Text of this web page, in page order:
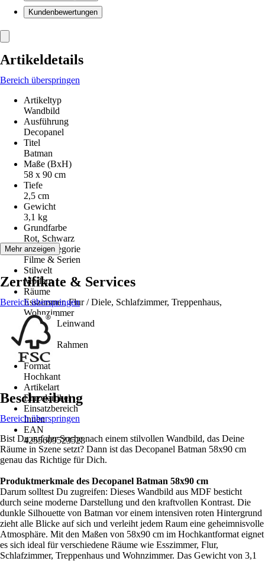
Kundenbewertungen
Artikeldetails
Bereich überspringen
Artikeltyp
Wandbild
Ausführung
Decopanel
Titel
Batman
Maße (BxH)
58 x 90 cm
Tiefe
2,5 cm
Gewicht
3,1 kg
Grundfarbe
Rot, Schwarz
Motivkategorie
Filme & Serien
Stilwelt
Modern
Räume
Esszimmer, Flur / Diele, Schlafzimmer, Treppenhaus,
Wohnzimmer
Material Leinwand
MDF
Material Rahmen
-
Format
Hochkant
Artikelart
Einzelartikel
Einsatzbereich
Innen
EAN
4255609523528
Mehr anzeigen
Zertifikate & Services
Bereich überspringen
Beschreibung
Bereich überspringen
Bist Du auf der Suche nach einem stilvollen Wandbild, das Deine
Räume in Szene setzt? Dann ist das Decopanel Batman 58x90 cm
genau das Richtige für Dich.
Produktmerkmale des Decopanel Batman 58x90 cm
Darum solltest Du zugreifen: Dieses Wandbild aus MDF besticht
durch seine moderne Darstellung und den kraftvollen Kontrast. Die
dunkle Silhouette von Batman vor einem intensiven roten Hintergrund
zieht alle Blicke auf sich und verleiht jedem Raum eine geheimnisvolle
Atmosphäre. Mit den Maßen von 58x90 cm im Hochkantformat eignet
es sich ideal für verschiedene Räume wie Esszimmer, Flur,
Schlafzimmer, Treppenhaus und Wohnzimmer. Das Gewicht von 3,1